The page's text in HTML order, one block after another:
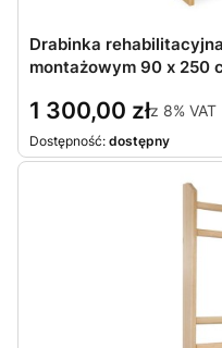
Drabinka
montażowym 90 x 250
1 300,00 złz 8% VAT
Dostępność: dostępny